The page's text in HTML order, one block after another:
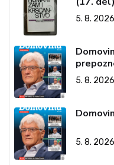
–
Revija
5. 8.
5. 8.
5. 8.